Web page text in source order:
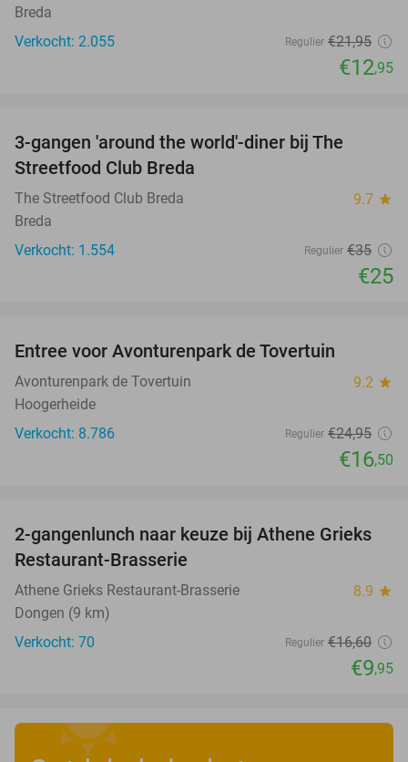
Breda
Verkocht: 2.055
Regulier €21,95
€12,95
3-gangen 'around the world'-diner bij The
Streetfood Club Breda
The Streetfood Club Breda 9.7 star
Breda
Verkocht: 1.554
Regulier €35
€25
Entree voor Avonturenpark de Tovertuin
Avonturenpark de Tovertuin 9.2 star
Hoogerheide
Verkocht: 8.786
Regulier €24,95
€16,50
40%
2-gangenlunch naar keuze bij Athene Grieks
Restaurant-Brasserie
Athene Grieks Restaurant-Brasserie 8.9 star
Dongen (9 km)
Verkocht: 70
Regulier €16,60
€9,95